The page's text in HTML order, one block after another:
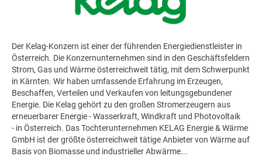
Der Kelag-Konzern ist einer der führenden Energiedienstleister in
Österreich. Die Konzernunternehmen sind in den Geschäftsfeldern
Strom, Gas und Wärme österreichweit tätig, mit dem Schwerpunkt
in Kärnten. Wir haben umfassende Erfahrung im Erzeugen,
Beschaffen, Verteilen und Verkaufen von leitungsgebundener
Energie. Die Kelag gehört zu den großen Stromerzeugern aus
erneuerbarer Energie - Wasserkraft, Windkraft und Photovoltaik
- in Österreich. Das Tochterunternehmen KELAG Energie & Wärme
GmbH ist der größte österreichweit tätige Anbieter von Wärme auf
Basis von Biomasse und industrieller Abwärme...